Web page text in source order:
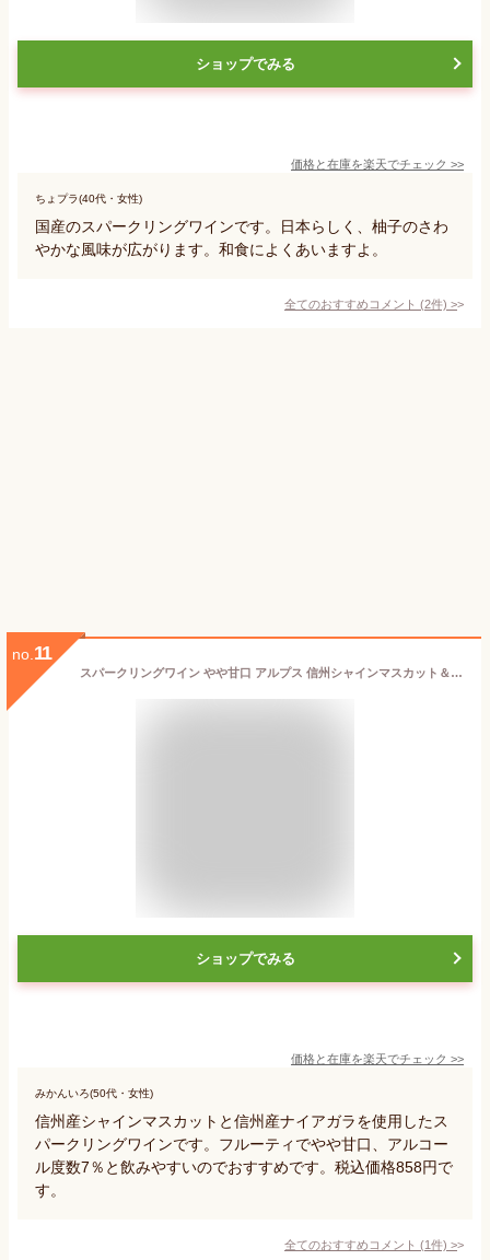
ショップでみる
価格と在庫を楽天でチェック >>
ちょプラ(40代・女性)
国産のスパークリングワインです。日本らしく、柚子のさわ
やかな風味が広がります。和食によくあいますよ。
全てのおすすめコメント (2件) >
no. 11
スパークリングワイン やや甘口 アルプス 信州シャインマスカット＆ナイアガラスパークリング 500ml 日本 長野 ギフト プレゼント(4906251556548)
ショップでみる
価格と在庫を楽天でチェック >>
みかんいろ(50代・女性)
信州産シャインマスカットと信州産ナイアガラを使用したス
パークリングワインです。フルーティでやや甘口、アルコー
ル度数7％と飲みやすいのでおすすめです。税込価格858円で
す。
全てのおすすめコメント (1件) >